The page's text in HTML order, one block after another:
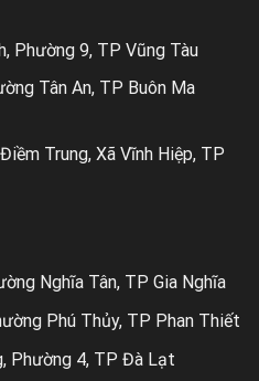
Phường 9, TP Vũng Tàu
Tân An, TP Buôn Ma
Trung, Xã Vĩnh Hiệp, TP
Nghĩa Tân, TP Gia Nghĩa
Phú Thủy, TP Phan Thiết
Phường 4, TP Đà Lạt